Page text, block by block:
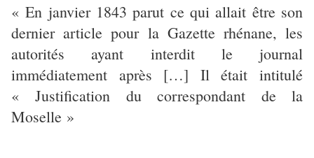
« En janvier 1843 parut ce qui allait être son
dernier article pour la Gazette rhénane, les
autorités ayant interdit le journal
immédiatement après […] Il était intitulé
« Justification du correspondant de la
Moselle »